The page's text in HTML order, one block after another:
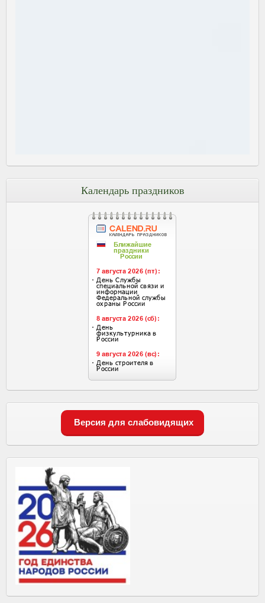
Календарь праздников
Версия для слабовидящих